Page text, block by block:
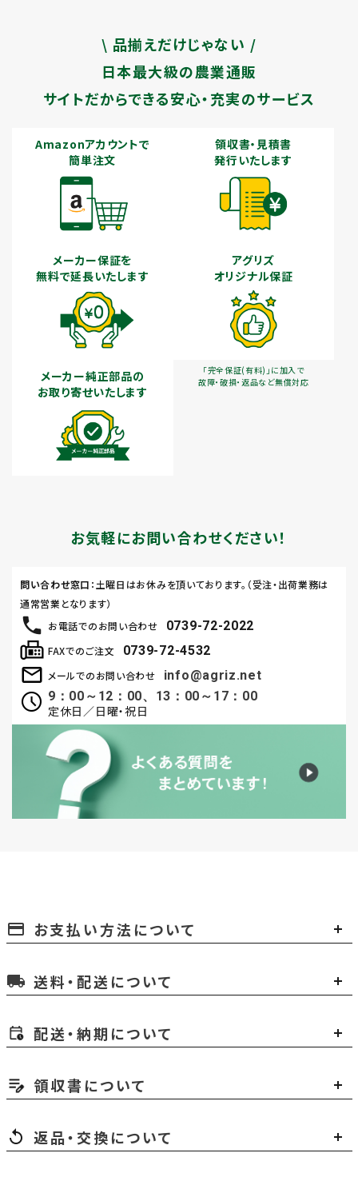
\ 品揃えだけじゃない /
日本最大級の農業通販
サイトだからできる安心・充実のサービス
Amazonアカウントで
簡単注文
領収書・見積書
発行いたします
メーカー保証を
無料で延長いたします
アグリズ
オリジナル保証
「完全保証(有料)」に加入で
故障・破損・返品など無償対応
メーカー純正部品の
お取り寄せいたします
お気軽にお問い合わせください！
お電話でのお問い合わせ 0739-72-2022
メールでのお問い合わせ
info@agriz.net
9：00～12：00、13：00～17：00
定休日／日曜・祝日
FAXでのご注文 0739-72-4532
問い合わせ窓口 ：土曜日はお休みを頂いております。（受注・出荷業務は
通常営業となります）
payment お支払い方法について
local_shipping 送料・配送について
配送・納期について
領収書について
返品・交換について